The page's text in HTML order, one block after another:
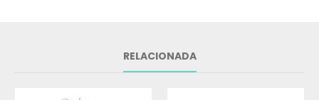
RELACIONADA